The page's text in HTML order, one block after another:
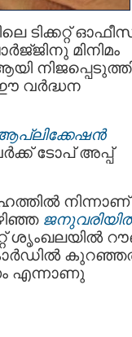
ടിക്കറ്റ്
മിനിമം
വർദ്ധന
ടോപ് അപ്പ്
നിന്നാണ്
ശൃംഖലയിൽ
എന്നാണു